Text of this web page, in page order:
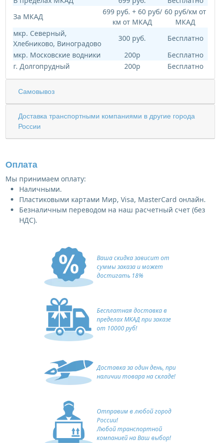
За МКАД
699 руб. + 60 руб/
км от МКАД
60 руб/км от
МКАД
мкр. Северный,
Хлебниково, Виноградово
300 руб.
Бесплатно
мкр. Московские водники
200р
Бесплатно
г. Долгопрудный
200р Бесплатно
Самовывоз
Доставка транспортными компаниями в другие города
России
Оплата
Мы принимаем оплату:
Наличными.
Пластиковыми картами Мир, Visa, MasterCard онлайн.
Безналичным переводом на наш расчетный счет (без
НДС).
Ваша скидка зависит от
суммы заказа и может
достигать 18%
Бесплатная доставка в
пределах МКАД при заказе
от 10000 руб!
Доставка за один день, при
наличии товара на складе!
Отправим в любой город
России!
Любой транспортной
компанией на Ваш выбор!